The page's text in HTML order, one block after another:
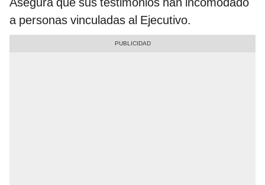
a personas vinculadas al Ejecutivo.